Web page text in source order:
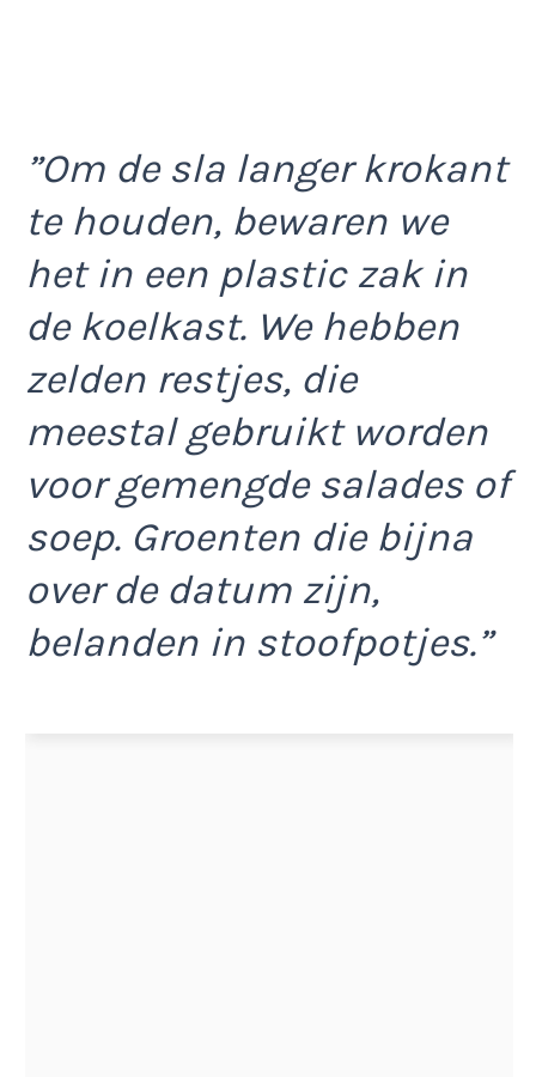
”Om de sla langer krokant
te houden, bewaren we
het in een plastic zak in
de koelkast. We hebben
zelden restjes, die
meestal gebruikt worden
voor gemengde salades of
soep. Groenten die bijna
over de datum zijn,
belanden in stoofpotjes.”